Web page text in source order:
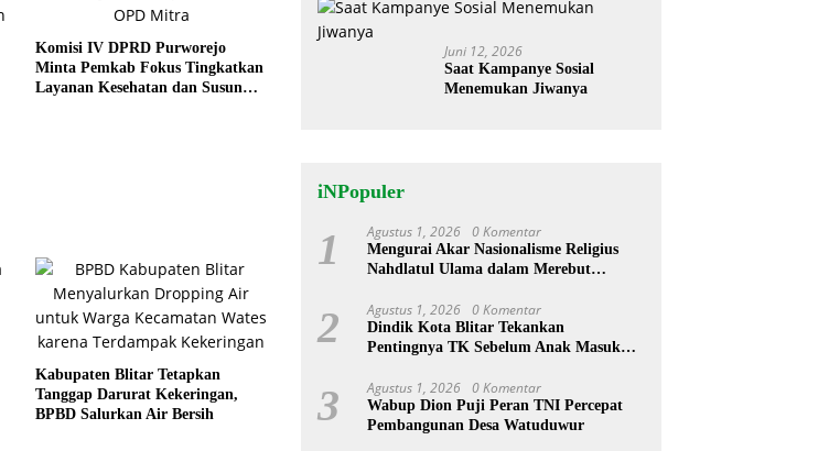
Komisi IV DPRD Purworejo
Minta Pemkab Fokus Tingkatkan
Layanan Kesehatan dan Susun
Kabupaten Blitar Tetapkan
Tanggap Darurat Kekeringan,
BPBD Salurkan Air Bersih
Juni 12, 2026
Saat Kampanye Sosial
Menemukan Jiwanya
iNPopuler
1 Agustus 1, 2026 0 Komentar
Mengurai Akar Nasionalisme Religius
Nahdlatul Ulama dalam Merebut
2 Agustus 1, 2026 0 Komentar
Dindik Kota Blitar Tekankan
Pentingnya TK Sebelum Anak Masuk
3 Agustus 1, 2026 0 Komentar
Wabup Dion Puji Peran TNI Percepat
Pembangunan Desa Watuduwur